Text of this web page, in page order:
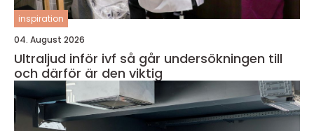
inspiration
04. August 2026
Ultraljud inför ivf så går undersökningen till
och därför är den viktig